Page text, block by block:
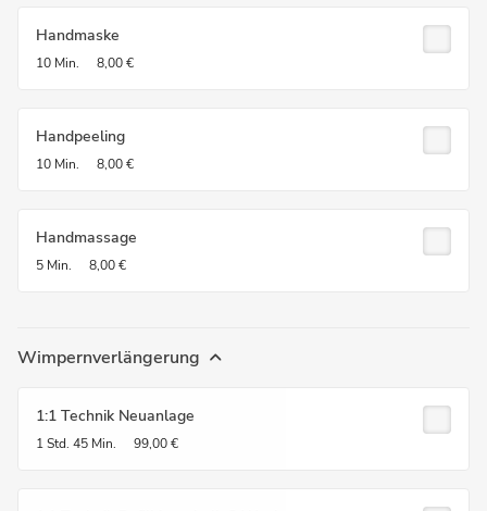
Handmaske
10 Min. 8,00 €
Handpeeling
10 Min. 8,00 €
Handmassage
5 Min. 8,00 €
Wimpernverlängerung
1:1 Technik Neuanlage
1 Std. 45 Min. 99,00 €